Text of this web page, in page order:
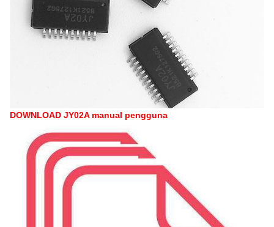
DOWNLOAD JY02A manual pengguna